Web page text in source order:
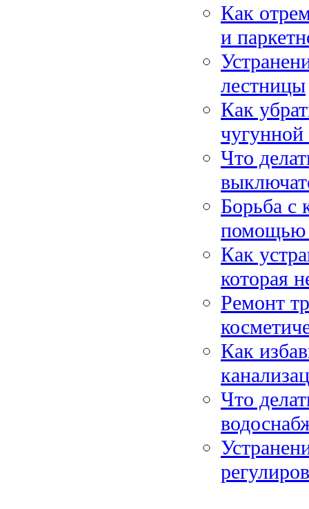
Как
и
лестницы
Как
Что
Борьба с
помощью
Как
которая
Ремонт
Как
Что